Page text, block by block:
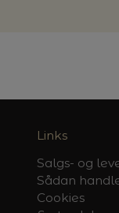
Links
Salgs- og
Sådan
Cookies